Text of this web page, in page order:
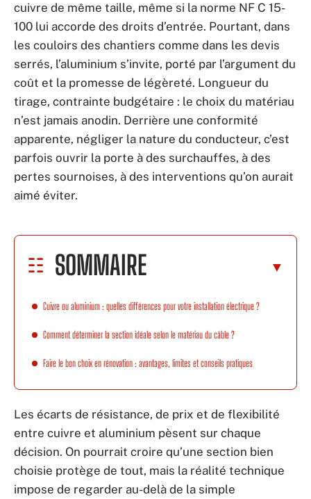
cuivre de même taille, même si la norme NF C 15-
100 lui accorde des droits d’entrée. Pourtant, dans
les couloirs des chantiers comme dans les devis
serrés, l’aluminium s’invite, porté par l’argument du
coût et la promesse de légèreté. Longueur du
tirage, contrainte budgétaire : le choix du matériau
n’est jamais anodin. Derrière une conformité
apparente, négliger la nature du conducteur, c’est
parfois ouvrir la porte à des surchauffes, à des
pertes sournoises, à des interventions qu’on aurait
aimé éviter.
SOMMAIRE
Cuivre ou aluminium : quelles différences pour votre installation électrique ?
Comment déterminer la section idéale selon le matériau du câble ?
Faire le bon choix en rénovation : avantages, limites et conseils pratiques
Les écarts de résistance, de prix et de flexibilité
entre cuivre et aluminium pèsent sur chaque
décision. On pourrait croire qu’une section bien
choisie protège de tout, mais la réalité technique
impose de regarder au-delà de la simple